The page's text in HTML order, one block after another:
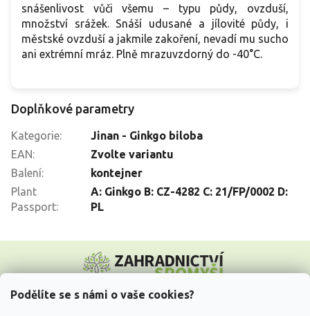
Podělíte se s námi o vaše cookies?
snášenlivost vůči všemu – typu půdy, ovzduší,
množství srážek. Snáší udusané a jílovité půdy, i
městské ovzduší a jakmile zakoření, nevadí mu sucho
ani extrémní mráz. Plně mrazuvzdorný do -40°C.
Doplňkové parametry
Kategorie:
Jinan - Ginkgo biloba
EAN:
Zvolte variantu
Balení:
kontejner
Plant
Passport:
A: Ginkgo B: CZ-4282 C: 21/FP/0002 D:
PL
p